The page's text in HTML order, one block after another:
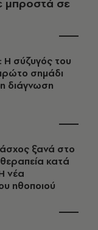
μπροστά σε
Η σύζυγός του
σημάδι
διάγνωση
ξανά στο
κατά
νέα
ηθοποιού